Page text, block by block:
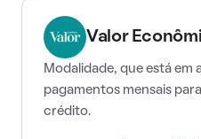
Valor
Modalidade, que está em
pagamentos mensais
crédito.